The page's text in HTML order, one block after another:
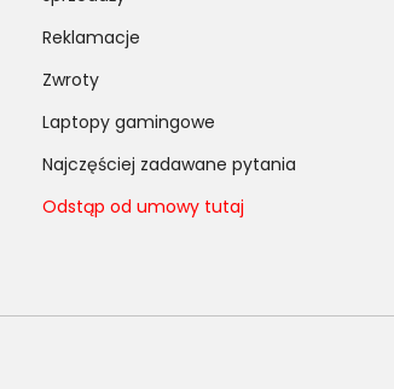
Reklamacje
Zwroty
Laptopy gamingowe
Najczęściej zadawane pytania
Odstąp od umowy tutaj